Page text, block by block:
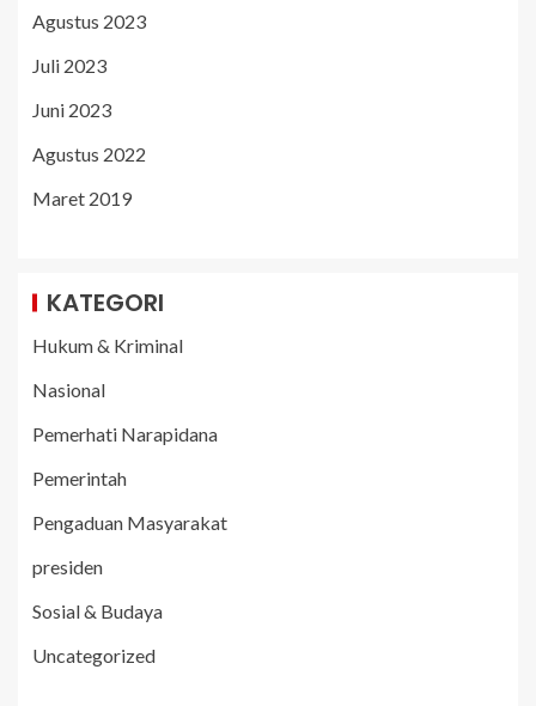
Agustus 2023
Juli 2023
Juni 2023
Agustus 2022
Maret 2019
KATEGORI
Hukum & Kriminal
Nasional
Pemerhati Narapidana
Pemerintah
Pengaduan Masyarakat
presiden
Sosial & Budaya
Uncategorized